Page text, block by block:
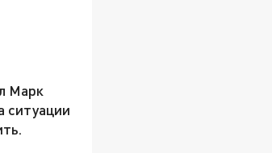
Марк
ситуации